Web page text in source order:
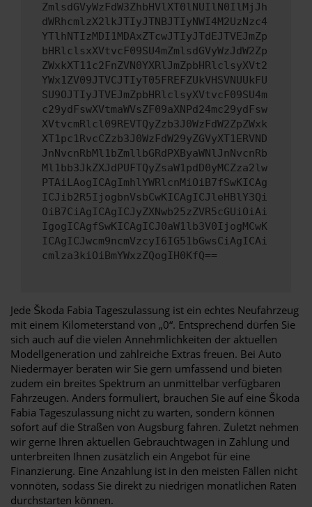
ZmlsdGVyWzFdW3ZhbHVlXT0lNUIlN0IlMjJh
dWRhcmlzX2lkJTIyJTNBJTIyNWI4M2UzNzc4
YTlhNTIzMDI1MDAxZTcwJTIyJTdEJTVEJmZp
bHRlclsxXVtvcF09SU4mZmlsdGVyWzJdW2Zp
ZWxkXT11c2FnZVN0YXRlJmZpbHRlclsyXVt2
YWx1ZV09JTVCJTIyT05FREFZUkVHSVNUUkFU
SU9OJTIyJTVEJmZpbHRlclsyXVtvcF09SU4m
c29ydFswXVtmaWVsZF09aXNPd24mc29ydFsw
XVtvcmRlcl09REVTQyZzb3J0WzFdW2ZpZWxk
XT1pc1RvcCZzb3J0WzFdW29yZGVyXT1ERVND
JnNvcnRbMl1bZmllbGRdPXByaWNlJnNvcnRb
Ml1bb3JkZXJdPUFTQyZsaW1pdD0yMCZza2lw
PTAiLAogICAgImhlYWRlcnMiOiB7fSwKICAg
ICJib2R5IjogbnVsbCwKICAgICJleHBlY3Qi
OiB7CiAgICAgICJyZXNwb25zZVR5cGUiOiAi
IgogICAgfSwKICAgICJ0aW1lb3V0IjogMCwK
ICAgICJwcm9ncmVzcyI6IG51bGwsCiAgICAi
cmlza3kiOiBmYWxzZQogIH0KfQ==
Jede Škoda Fabia Tageszulassung ist ein echtes Neufahrzeug
mit einem Kilometerstand von „0“. Entsprechend dürfen Sie
sich auch auf die vielen Annehmlichkeiten der aktuellen
Modellgeneration und zahlreiche Extras freuen. Bei Auto
Niedermayer beraten wir Sie gern umfassend und bieten
zudem ein breites Spektrum an unmittelbar verfügbaren
Fahrzeugen. Anders formuliert, brauchen Sie auf eine Škoda
Fabia Tageszulassung nicht zu warten, sondern können
sofort auf die Straßen von Augsburg fahren. Zuletzt nehmen
wir gerne Ihren aktuellen Gebrauchtwagen in Zahlung und
unterbreiten Ihnen zusätzlich ein Angebot für eine
Finanzierung. Eine Anzahlung ist in den meisten Fällen nicht
vonnöten, sodass Sie direkt zu niedrigen monatlichen Raten
durchstarten können.